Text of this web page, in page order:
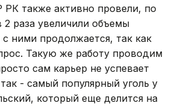
также активно провели, по
2 раза увеличили объемы
с ними продолжается, так как
Такую же работу проводим
сам карьер не успевает
- самый популярный уголь у
который еще делится на